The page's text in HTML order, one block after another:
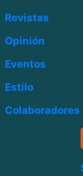
Revistas
Opinión
Eventos
Estilo
Colaboradores